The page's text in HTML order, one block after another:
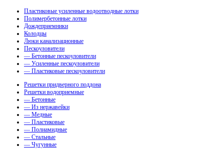
Пластиковые усиленные водоотводные лотки
Полимербетонные лотки
Дождеприемники
Колодцы
Люки канализационные
Пескоуловители
— Бетонные пескоуловители
— Усиленные пескоуловители
— Пластиковые пескоуловители
Решетки придверного поддона
Решетки водоприемные
— Бетонные
— Из нержавейки
— Медные
— Пластиковые
— Полиамидные
— Стальные
— Чугунные